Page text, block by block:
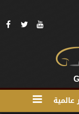
عالمية